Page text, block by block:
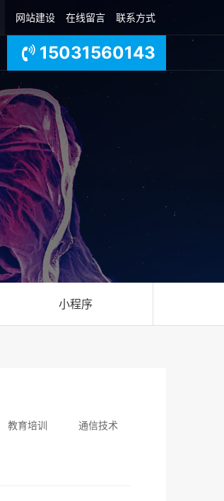
网站建设 在线留言 联系方式
15031560143
小程序
教育培训 通信技术